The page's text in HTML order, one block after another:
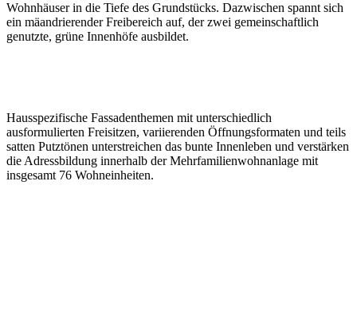
Wohnhäuser in die Tiefe des Grundstücks. Dazwischen spannt sich
ein mäandrierender Freibereich auf, der zwei gemeinschaftlich
genutzte, grüne Innenhöfe ausbildet.
Hausspezifische Fassadenthemen mit unterschiedlich
ausformulierten Freisitzen, variierenden Öffnungsformaten und teils
satten Putztönen unterstreichen das bunte Innenleben und verstärken
die Adressbildung innerhalb der Mehrfamilienwohnanlage mit
insgesamt 76 Wohneinheiten.